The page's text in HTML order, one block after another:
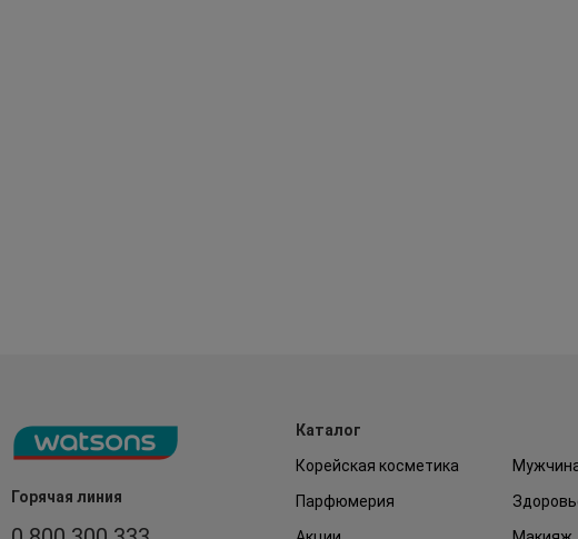
Горячая линия
Каталог
Корейская косметика
Парфюмерия